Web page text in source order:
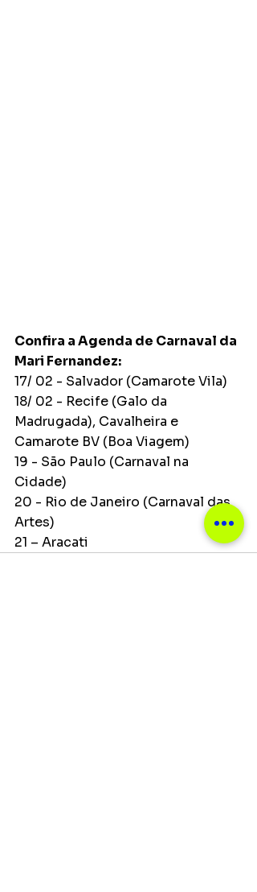
Confira a Agenda de Carnaval da
Mari Fernandez:
17/ 02 - Salvador (Camarote Vila)
18/ 02 - Recife (Galo da
Madrugada), Cavalheira e
Camarote BV (Boa Viagem)
19 - São Paulo (Carnaval na
Cidade)
20 - Rio de Janeiro (Carnaval das
Artes)
21 – Aracati